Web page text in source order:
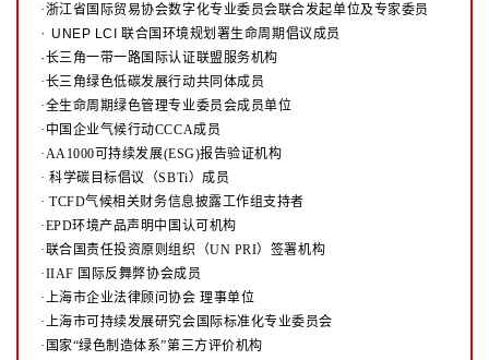
·浙江省国际贸易协会数字化专业委员会联合发起单位及专家委员
· UNEP LCI 联合国环境规划署生命周期倡议成员
·长三角一带一路国际认证联盟服务机构
·长三角绿色低碳发展行动共同体成员
·全生命周期绿色管理专业委员会成员单位
·中国企业气候行动CCCA成员
·AA1000可持续发展(ESG)报告验证机构
·科学碳目标倡议（SBTi）成员
·TCFD气候相关财务信息披露工作组支持者
·EPD环境产品声明中国认可机构
·联合国责任投资原则组织（UN PRI）签署机构
·IIAF 国际反舞弊协会成员
·上海市企业法律顾问协会 理事单位
·上海市可持续发展研究会国际标准化专业委员会
·国家“绿色制造体系”第三方评价机构